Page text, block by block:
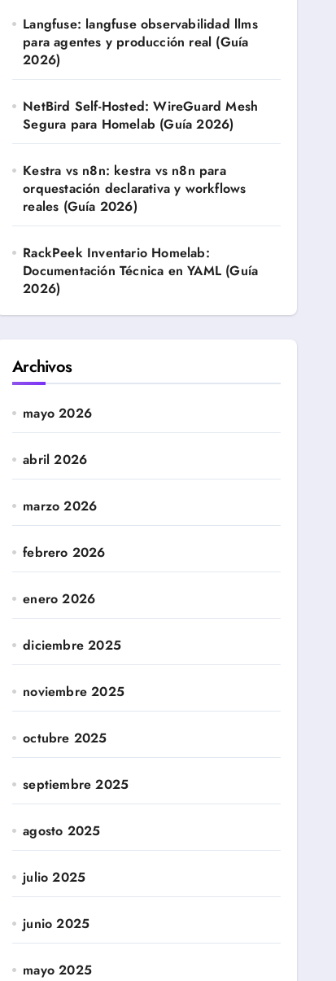
Langfuse: langfuse observabilidad llms
para agentes y producción real (Guía
2026)
NetBird Self-Hosted: WireGuard Mesh
Segura para Homelab (Guía 2026)
Kestra vs n8n: kestra vs n8n para
orquestación declarativa y workflows
reales (Guía 2026)
RackPeek Inventario Homelab:
Documentación Técnica en YAML (Guía
2026)
Archivos
mayo 2026
abril 2026
marzo 2026
febrero 2026
enero 2026
diciembre 2025
noviembre 2025
octubre 2025
septiembre 2025
agosto 2025
julio 2025
junio 2025
mayo 2025